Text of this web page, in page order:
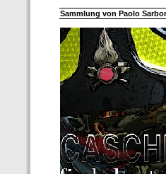
Sammlung von Paolo